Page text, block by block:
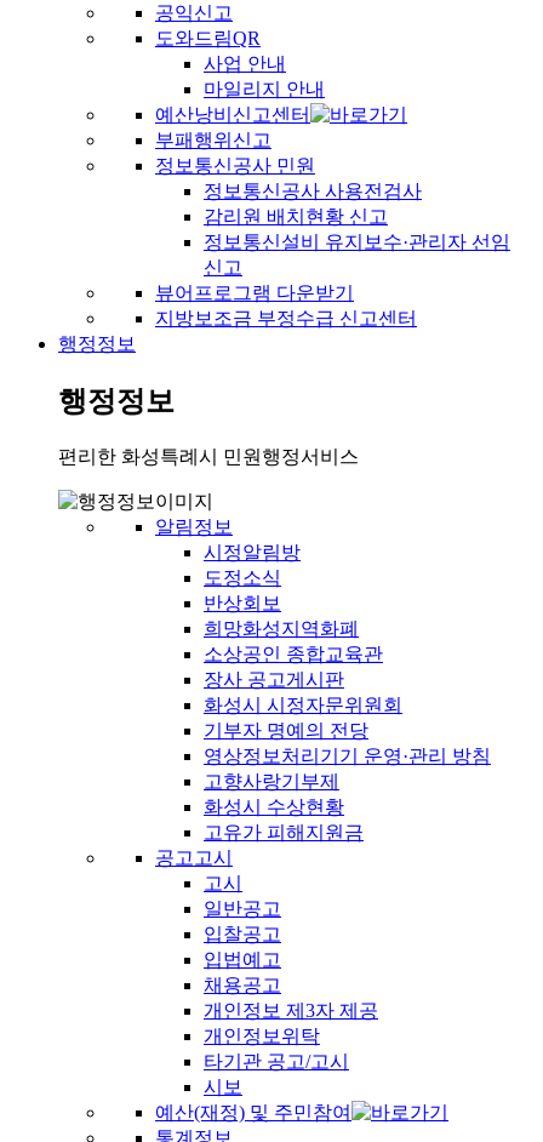
공익신고
도와드림QR
사업 안내
마일리지 안내
예산낭비신고센터
부패행위신고
정보통신공사 민원
정보통신공사 사용전검사
감리원 배치현황 신고
정보통신설비 유지보수·관리자 선임
신고
뷰어프로그램 다운받기
지방보조금 부정수급 신고센터
행정정보
행정정보
편리한 화성특례시 민원행정서비스
알림정보
시정알림방
도정소식
반상회보
희망화성지역화폐
소상공인 종합교육관
장사 공고게시판
화성시 시정자문위원회
기부자 명예의 전당
영상정보처리기기 운영·관리 방침
고향사랑기부제
화성시 수상현황
고유가 피해지원금
공고고시
고시
일반공고
입찰공고
입법예고
채용공고
개인정보 제3자 제공
개인정보위탁
타기관 공고/고시
시보
예산(재정) 및 주민참여